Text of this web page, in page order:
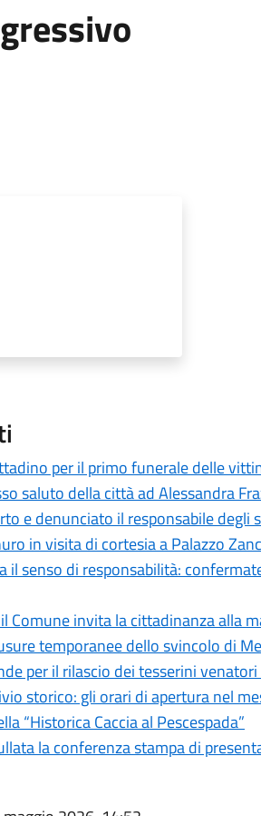
per il primo funerale delle
saluto della città ad Alessandra
e denunciato il responsabile degli
in visita di cortesia a Palazzo
il senso di responsabilità:
Comune invita la cittadinanza alla
temporanee dello svincolo di
per il rilascio dei tesserini
storico: gli orari di apertura nel
“Historica Caccia al Pescespada”
la conferenza stampa di